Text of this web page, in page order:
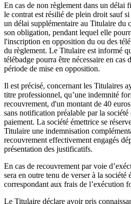
En cas de non règlement dans un délai
le contrat est résilié de plein droit sauf
un délai supplémentaire au Titulaire du
son obligation, pendant lequel elle
l'inscription en opposition du ou des
du règlement. Le Titulaire est informé
télébadge pourra être nécessaire en cas
période de mise en opposition.
Il est précisé, concernant les Titulaires
titre professionnel, qu’une indemnité
recouvrement, d'un montant de 40
sans notification préalable par la société
paiement. La société émettrice se
Titulaire une indemnisation
recouvrement effectivement engagés
présentation des justificatifs.
En cas de recouvrement par voie
sera en outre tenu de verser à la société
correspondant aux frais de l’exécution
Le Titulaire déclare avoir pris